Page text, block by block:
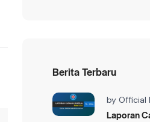
Berita Terbaru
by Official
Laporan